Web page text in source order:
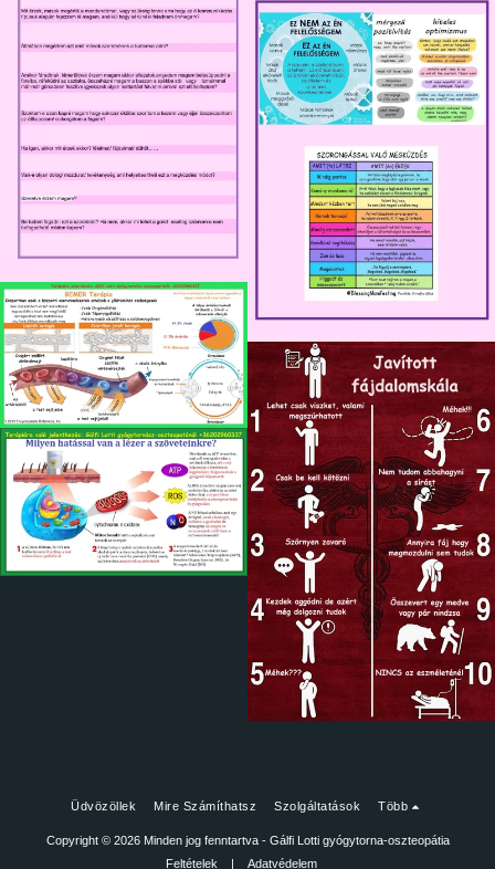
Üdvözöllek Mire Számíthatsz Szolgáltatások Több
Copyright © 2026 Minden jog fenntartva - Gálfi Lotti gyógytorna-oszteopátia
Feltételek | Adatvédelem